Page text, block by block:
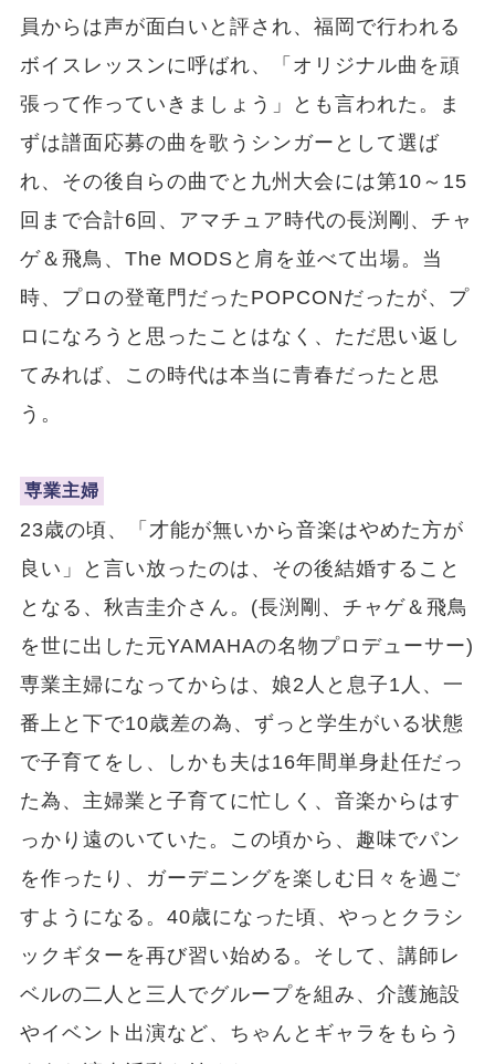
員からは声が面白いと評され、福岡で行われる
ボイスレッスンに呼ばれ、「オリジナル曲を頑
張って作っていきましょう」とも言われた。ま
ずは譜面応募の曲を歌うシンガーとして選ば
れ、その後自らの曲でと九州大会には第10～15
回まで合計6回、アマチュア時代の長渕剛、チャ
ゲ＆飛鳥、The MODSと肩を並べて出場。当
時、プロの登竜門だったPOPCONだったが、プ
ロになろうと思ったことはなく、ただ思い返し
てみれば、この時代は本当に青春だったと思
う。
専業主婦
23歳の頃、「才能が無いから音楽はやめた方が
良い」と言い放ったのは、その後結婚すること
となる、秋吉圭介さん。(長渕剛、チャゲ＆飛鳥
を世に出した元YAMAHAの名物プロデューサー)
専業主婦になってからは、娘2人と息子1人、一
番上と下で10歳差の為、ずっと学生がいる状態
で子育てをし、しかも夫は16年間単身赴任だっ
た為、主婦業と子育てに忙しく、音楽からはす
っかり遠のいていた。この頃から、趣味でパン
を作ったり、ガーデニングを楽しむ日々を過ご
すようになる。40歳になった頃、やっとクラシ
ックギターを再び習い始める。そして、講師レ
ベルの二人と三人でグループを組み、介護施設
やイベント出演など、ちゃんとギャラをもらう